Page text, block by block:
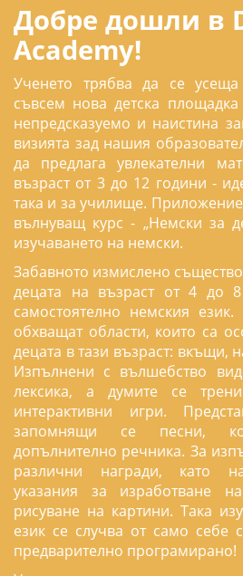
Добре дошли в
Academy!
Ученето трябва да се
съвсем нова детска
непредсказуемо и наистина
визията зад нашия
да предлага увлекателни
възраст от 3 до 12 години -
така и за училище.
вълнуващ курс - „Немски за
изучаването на немски.
Забавното измислено
децата на възраст от 4 до
самостоятелно немския език.
обхващат области, които са
децата в тази възраст: вкъщи,
Изпълнени с вълшебство
лексика, а думите се
интерактивни игри.
запомнящи се песни,
допълнително речника. За
различни награди, като
указания за изработване
рисуване на картини. Така
език се случва от само себе
предварително програмирано!